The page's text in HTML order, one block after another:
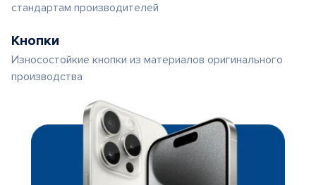
стандартам производителей
Кнопки
Износостойкие кнопки из материалов оригинального
производства